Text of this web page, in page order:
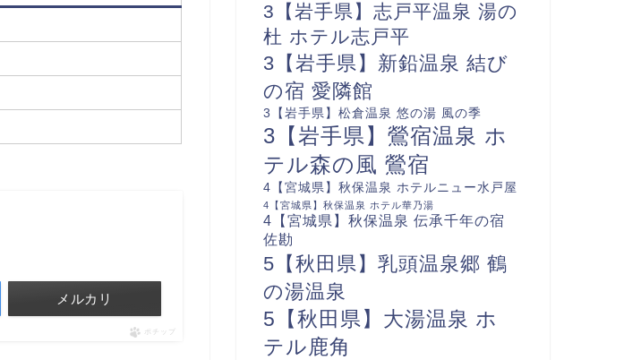
メルカリ
ポチップ
3【岩手県】志戸平温泉 湯の
杜 ホテル志戸平
3【岩手県】新鉛温泉 結び
の宿 愛隣館
3【岩手県】松倉温泉 悠の湯 風の季
3【岩手県】鶯宿温泉 ホ
テル森の風 鶯宿
4【宮城県】秋保温泉 ホテルニュー水戸屋
4【宮城県】秋保温泉 ホテル華乃湯
4【宮城県】秋保温泉 伝承千年の宿
佐勘
5【秋田県】乳頭温泉郷 鶴
の湯温泉
5【秋田県】大湯温泉 ホ
テル鹿角